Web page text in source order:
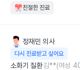
친절한 진료
정재민 의사
다시 진료받고 싶어요
소화기 질환김**(여성